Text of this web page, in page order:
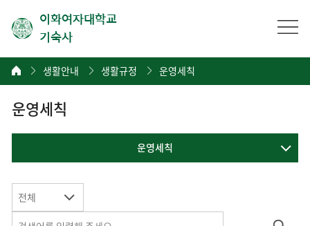
이화여자대학교
기숙사
생활안내 생활규정 운영세칙
운영세칙
운영세칙
전체